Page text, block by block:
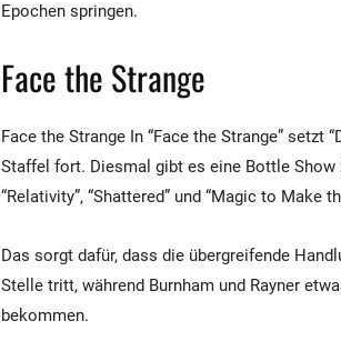
Epochen springen.
Face the Strange
Face the Strange In “Face the Strange” setzt
Staffel fort. Diesmal gibt es eine Bottle Show
“Relativity”, “Shattered” und “Magic to Make
Das sorgt dafür, dass die übergreifende
Stelle tritt, während Burnham und Rayner
bekommen.